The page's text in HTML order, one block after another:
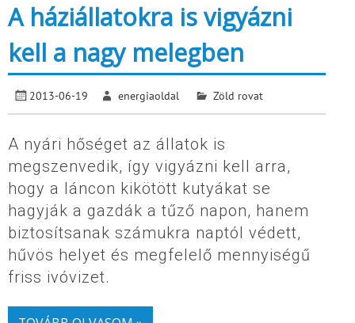
A háziállatokra is vigyázni
kell a nagy melegben
2013-06-19 energiaoldal Zöld rovat
A nyári hőséget az állatok is
megszenvedik, így vigyázni kell arra,
hogy a láncon kikötött kutyákat se
hagyják a gazdák a tűző napon, hanem
biztosítsanak számukra naptól védett,
hűvös helyet és megfelelő mennyiségű
friss ivóvizet.